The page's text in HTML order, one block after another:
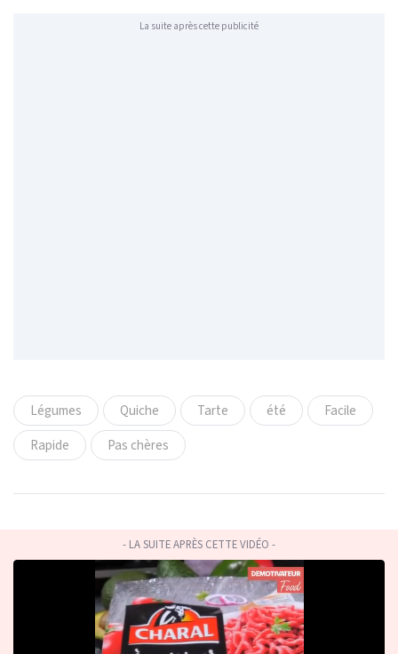
La suite après cette publicité
Légumes Quiche Tarte été
Facile
Rapide
Pas chères
- LA SUITE APRÈS CETTE VIDÉO -